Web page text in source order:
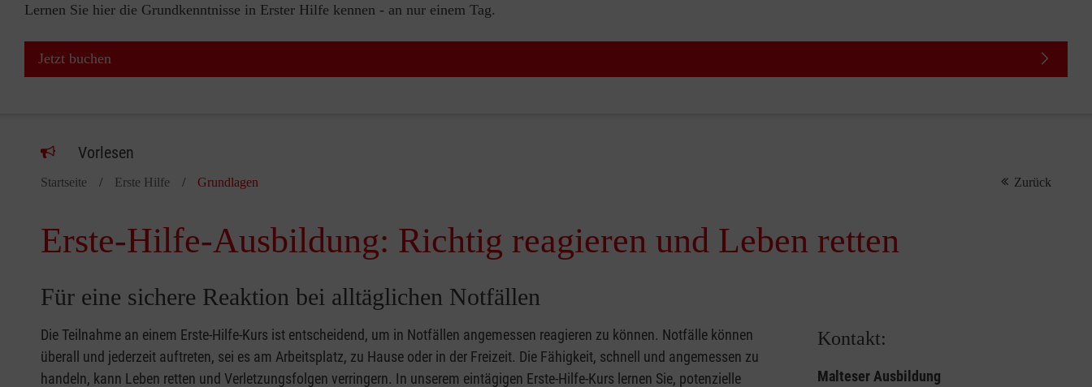
Lernen Sie hier die Grundkenntnisse in Erster Hilfe kennen - an nur einem Tag.
Jetzt buchen
Vorlesen
Startseite Erste Hilfe Grundlagen Zurück
Erste-Hilfe-Ausbildung: Richtig reagieren und Leben retten
Für eine sichere Reaktion bei alltäglichen Notfällen
Die Teilnahme an einem Erste-Hilfe-Kurs ist entscheidend, um in Notfällen angemessen reagieren zu können. Notfälle können
überall und jederzeit auftreten, sei es am Arbeitsplatz, zu Hause oder in der Freizeit. Die Fähigkeit, schnell und angemessen zu
handeln, kann Leben retten und Verletzungsfolgen verringern. In unserem eintägigen Erste-Hilfe-Kurs lernen Sie, potenzielle
Kontakt:
Malteser Ausbildung